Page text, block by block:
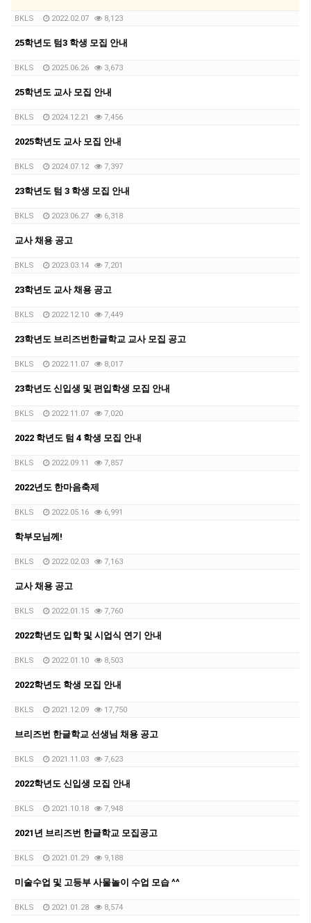
BKLS 2022.02.07 8,123
25학년도 텀3 학생 모집 안내
BKLS 2025.06.26 3,673
25학년도 교사 모집 안내
BKLS 2024.12.21 7,456
2025학년도 교사 모집 안내
BKLS 2024.07.12 7,397
23학년도 텀 3 학생 모집 안내
BKLS 2023.06.27 6,318
교사 채용 공고
BKLS 2023.03.14 7,201
23학년도 교사 채용 공고
BKLS 2022.12.10 7,449
23학년도 브리즈번한글학교 교사 모집 공고
BKLS 2022.11.07 8,017
23학년도 신입생 및 편입학생 모집 안내
BKLS 2022.11.07 7,020
2022 학년도 텀 4 학생 모집 안내
BKLS 2022.09.11 7,857
2022년도 한마음축제
BKLS 2022.05.16 6,991
학부모님께!
BKLS 2022.02.03 7,163
교사 채용 공고
BKLS 2022.01.15 7,760
2022학년도 입학 및 시업식 연기 안내
BKLS 2022.01.10 8,503
2022학년도 학생 모집 안내
BKLS 2021.12.09 17,750
브리즈번 한글학교 선생님 채용 공고
BKLS 2021.11.03 7,623
2022학년도 신입생 모집 안내
BKLS 2021.10.18 7,948
2021년 브리즈번 한글학교 모집공고
BKLS 2021.01.29 9,188
미술수업 및 고등부 사물놀이 수업 모습 ^^
BKLS 2021.01.28 8,574